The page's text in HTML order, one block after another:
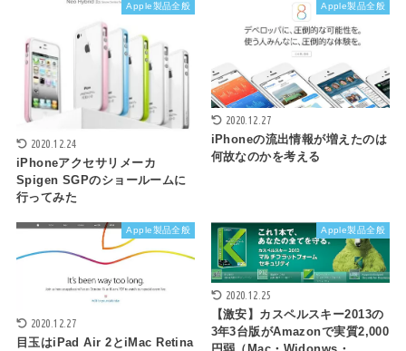
Apple製品全般
2020.12.24
iPhoneアクセサリメーカ
Spigen SGPのショールームに
行ってみた
Apple製品全般
2020.12.27
iPhoneの流出情報が増えたのは
何故なのかを考える
Apple製品全般
2020.12.27
目玉はiPad Air 2とiMac Retina
Apple製品全般
2020.12.25
【激安】カスペルスキー2013の
3年3台版がAmazonで実質2,000